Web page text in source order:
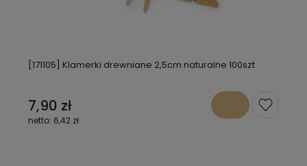
[171105] Klamerki drewniane 2,5cm naturalne 100szt
7,90 zł
6,42 zł